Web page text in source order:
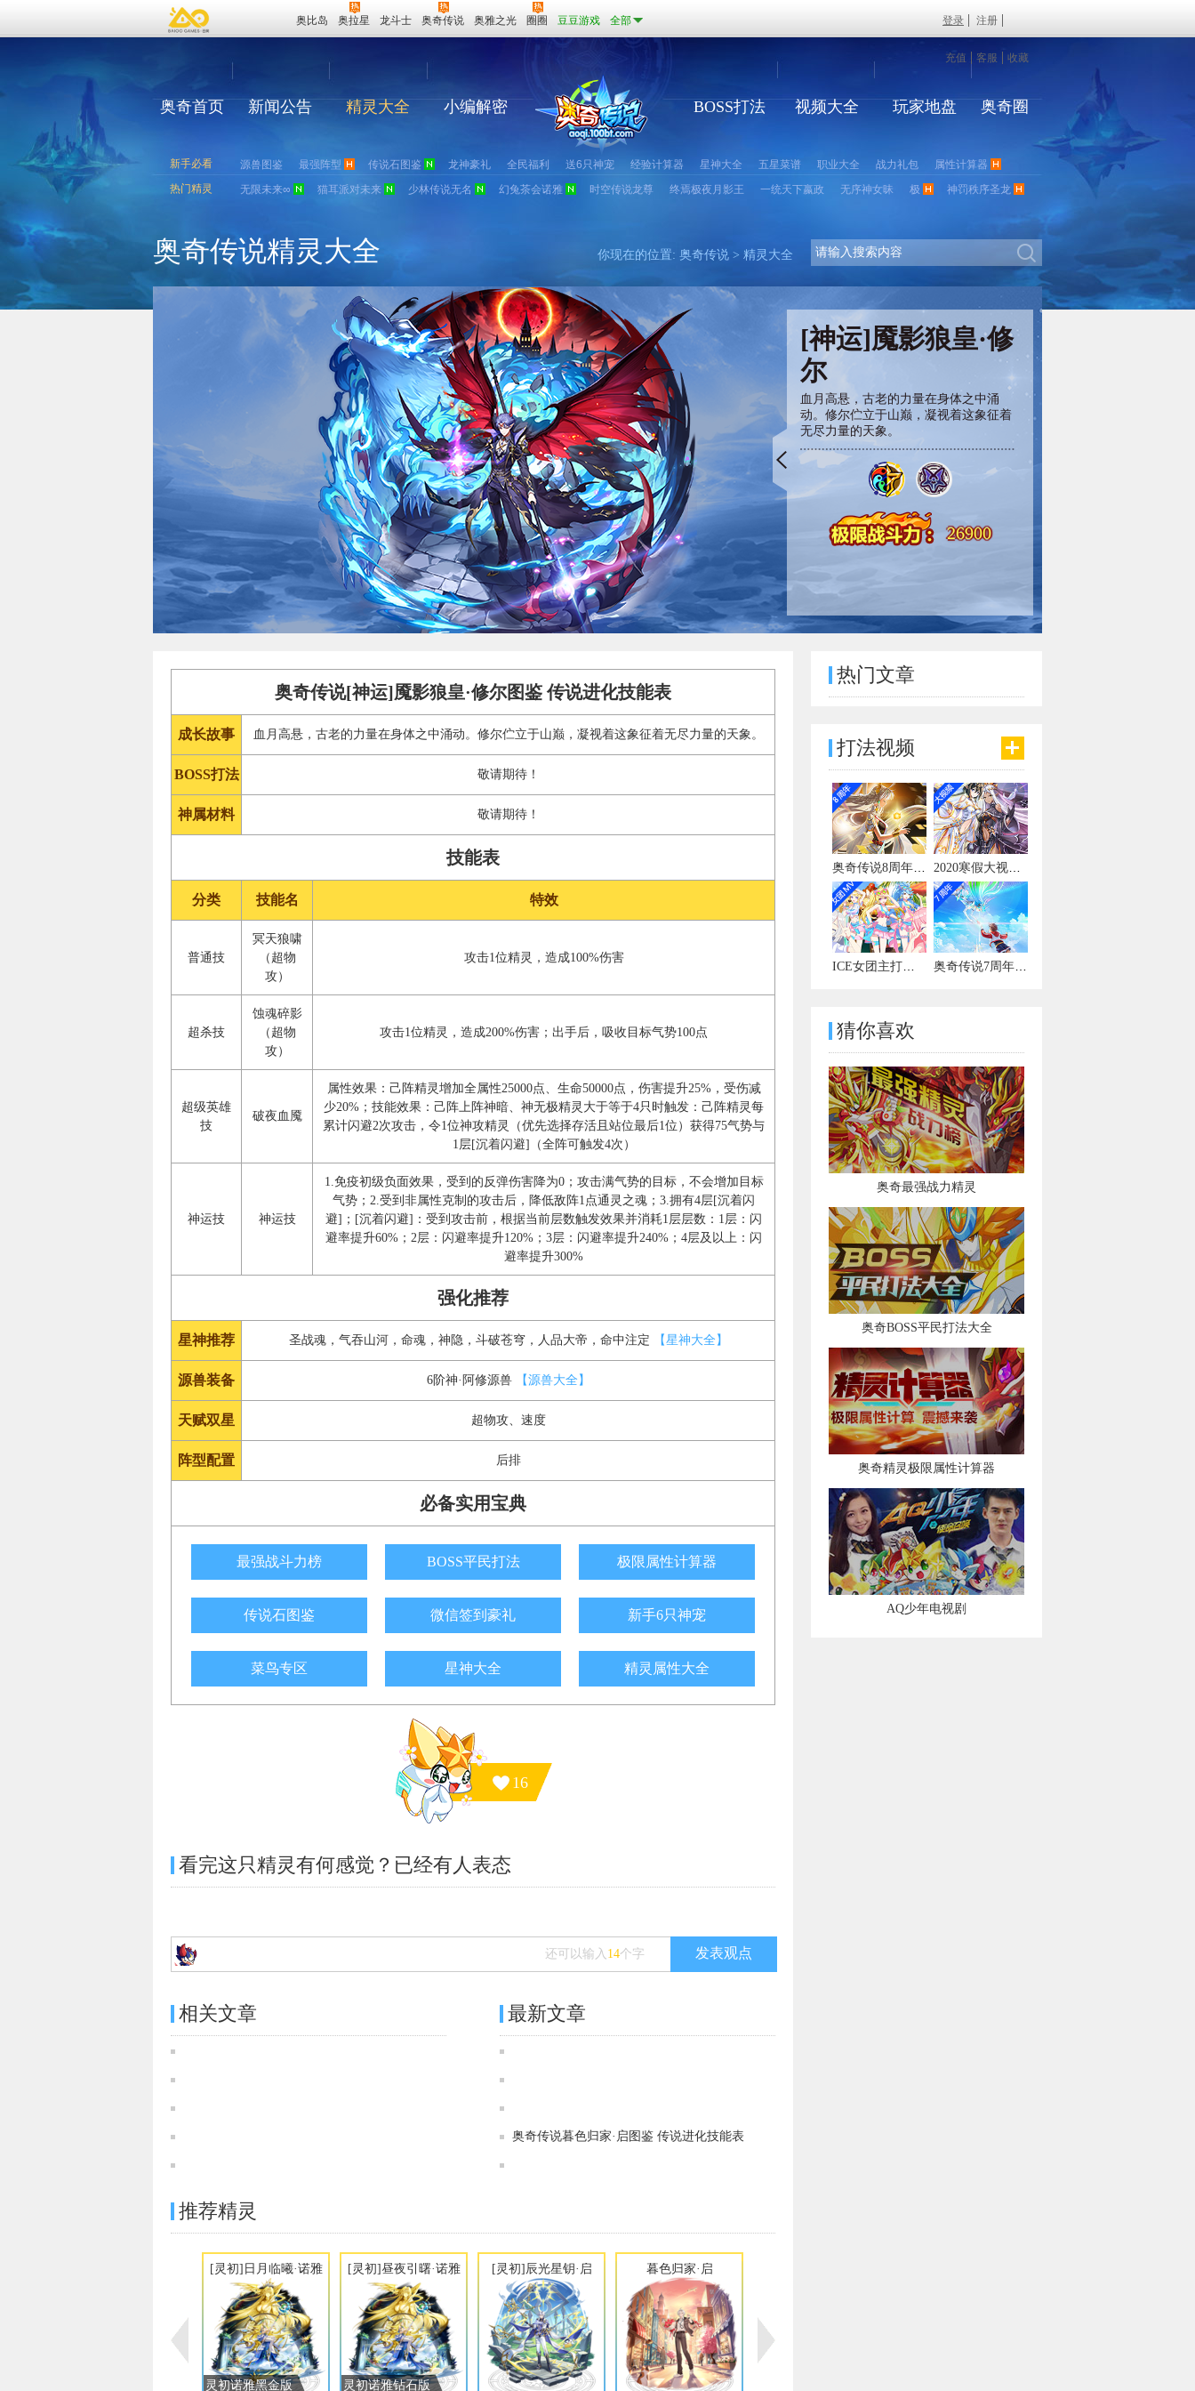
奥比岛 奥拉星 龙斗士 奥奇传说 奥雅之光 圈圈 豆豆游戏 全部 登录 注册
充值 客服 收藏
奥奇首页 新闻公告 精灵大全 小编解密 BOSS打法 视频大全 玩家地盘 奥奇圈
新手必看 源兽图鉴 最强阵型 传说石图鉴 龙神豪礼 全民福利 送6只神宠 经验计算器 星神大全 五星菜谱 职业大全 战力礼包
属性计算器
热门精灵
无限未来∞ 猫耳派对未来 少林传说无名 幻兔茶会诺雅 时空传说龙尊 终焉极夜月影王 一统天下嬴政 无序神女昧 极 神罚秩序圣龙
奥奇传说精灵大全 你现在的位置: 奥奇传说 > 精灵大全
[神运]魇影狼皇·修
尔
血月高悬，古老的力量在身体之中涌
动。修尔伫立于山巅，凝视着这象征着
无尽力量的天象。
26900
奥奇传说[神运]魇影狼皇·修尔图鉴 传说进化技能表
成长故事 血月高悬，古老的力量在身体之中涌动。修尔伫立于山巅，凝视着这象征着无尽力量的天象。
BOSS打法 敬请期待！
神属材料 敬请期待！
技能表
分类 技能名 特效
普通技
冥天狼啸
（超物
攻）
攻击1位精灵，造成100%伤害
超杀技
蚀魂碎影
（超物
攻）
攻击1位精灵，造成200%伤害；出手后，吸收目标气势100点
超级英雄
技
破夜血魇
属性效果：己阵精灵增加全属性25000点、生命50000点，伤害提升25%，受伤减
少20%；技能效果：己阵上阵神暗、神无极精灵大于等于4只时触发：己阵精灵每
累计闪避2次攻击，令1位神攻精灵（优先选择存活且站位最后1位）获得75气势与
1层[沉着闪避]（全阵可触发4次）
神运技 神运技
1.免疫初级负面效果，受到的反弹伤害降为0；攻击满气势的目标，不会增加目标
气势；2.受到非属性克制的攻击后，降低敌阵1点通灵之魂；3.拥有4层[沉着闪
避]；[沉着闪避]：受到攻击前，根据当前层数触发效果并消耗1层层数：1层：闪
避率提升60%；2层：闪避率提升120%；3层：闪避率提升240%；4层及以上：闪
避率提升300%
强化推荐
星神推荐 圣战魂，气吞山河，命魂，神隐，斗破苍穹，人品大帝，命中注定 【星神大全】
源兽装备 6阶神·阿修源兽 【源兽大全】
天赋双星 超物攻、速度
阵型配置 后排
必备实用宝典
最强战斗力榜 BOSS平民打法 极限属性计算器
传说石图鉴 微信签到豪礼 新手6只神宠
菜鸟专区 星神大全 精灵属性大全
16
看完这只精灵有何感觉？已经有人表态
还可以输入 14个字 发表观点
相关文章 最新文章
奥奇传说暮色归家·启图鉴 传说进化技能表
推荐精灵
[灵初]日月临曦·诺雅
灵初诺雅黑金版
[灵初]昼夜引曙·诺雅
灵初诺雅钻石版
[灵初]辰光星钥·启 暮色归家·启
热门文章
打法视频
猜你喜欢
奥奇最强战力精灵
奥奇BOSS平民打法大全
奥奇精灵极限属性计算器
AQ少年电视剧